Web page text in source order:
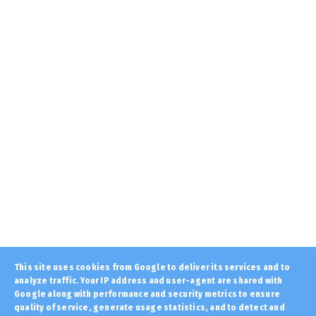
LATEST
Όταν ελληνικό Mirage 2000-5 γλέντησε
Τούρκο πιλότο στο Αιγαί...
August 08, 2026
This site uses cookies from Google to deliver its services and to
analyze traffic. Your IP address and user-agent are shared with
Google along with performance and security metrics to ensure
quality of service, generate usage statistics, and to detect and